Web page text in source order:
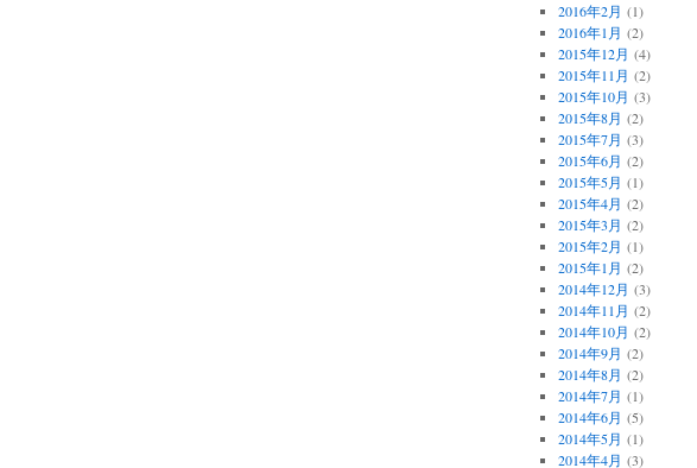
2016年2月 (1)
2016年1月 (2)
2015年12月 (4)
2015年11月 (2)
2015年10月 (3)
2015年8月 (2)
2015年7月 (3)
2015年6月 (2)
2015年5月 (1)
2015年4月 (2)
2015年3月 (2)
2015年2月 (1)
2015年1月 (2)
2014年12月 (3)
2014年11月 (2)
2014年10月 (2)
2014年9月 (2)
2014年8月 (2)
2014年7月 (1)
2014年6月 (5)
2014年5月 (1)
2014年4月 (3)